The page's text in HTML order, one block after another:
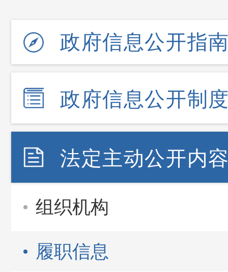
政府信息公开指
政府信息公开制
法定主动公开内
组织机构
履职信息